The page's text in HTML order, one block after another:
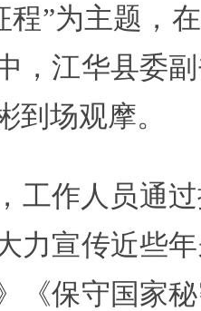
程”为主题，
，江华县委
到场观摩。
工作人员通
力宣传近些
《保守国家